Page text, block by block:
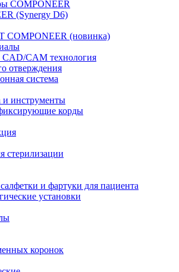
COMPONEER
(Synergy D6)
(новинка)
СAM технология
отверждения
система
инструменты
корды
стерилизации
и фартуки для пациента
установки
коронок